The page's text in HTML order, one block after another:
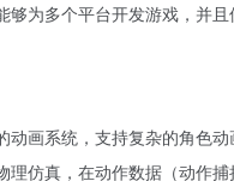
够为多个平台开发游戏，并且
动画系统，支持复杂的角色
理仿真，在动作数据（动作